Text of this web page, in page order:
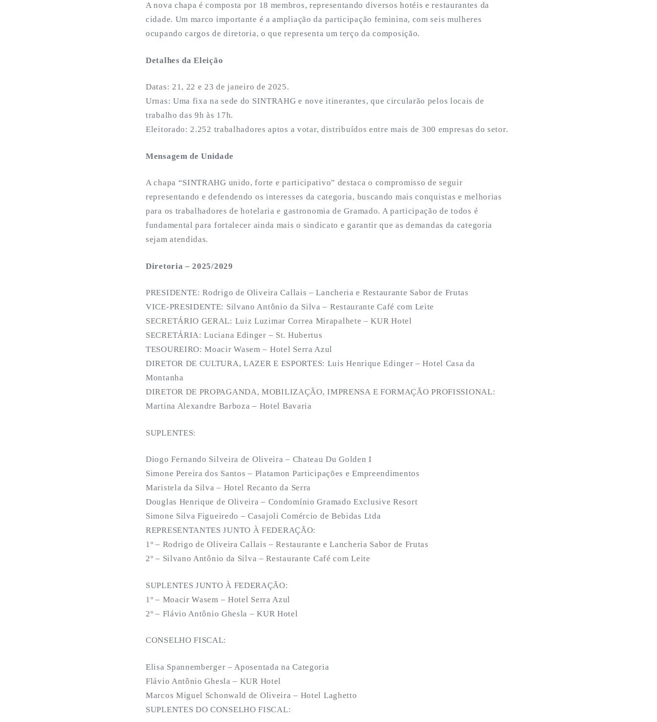
A nova chapa é composta por 18 membros, representando diversos hotéis e restaurantes da
cidade. Um marco importante é a ampliação da participação feminina, com seis mulheres
ocupando cargos de diretoria, o que representa um terço da composição.
Detalhes da Eleição
Datas: 21, 22 e 23 de janeiro de 2025.
Urnas: Uma fixa na sede do SINTRAHG e nove itinerantes, que circularão pelos locais de
trabalho das 9h às 17h.
Eleitorado: 2.252 trabalhadores aptos a votar, distribuídos entre mais de 300 empresas do setor.
Mensagem de Unidade
A chapa “SINTRAHG unido, forte e participativo” destaca o compromisso de seguir
representando e defendendo os interesses da categoria, buscando mais conquistas e melhorias
para os trabalhadores de hotelaria e gastronomia de Gramado. A participação de todos é
fundamental para fortalecer ainda mais o sindicato e garantir que as demandas da categoria
sejam atendidas.
Diretoria – 2025/2029
PRESIDENTE: Rodrigo de Oliveira Callais – Lancheria e Restaurante Sabor de Frutas
VICE-PRESIDENTE: Silvano Antônio da Silva – Restaurante Café com Leite
SECRETÁRIO GERAL: Luiz Luzimar Correa Mirapalhete – KUR Hotel
SECRETÁRIA: Luciana Edinger – St. Hubertus
TESOUREIRO: Moacir Wasem – Hotel Serra Azul
DIRETOR DE CULTURA, LAZER E ESPORTES: Luis Henrique Edinger – Hotel Casa da
Montanha
DIRETOR DE PROPAGANDA, MOBILIZAÇÃO, IMPRENSA E FORMAÇÃO PROFISSIONAL:
Martina Alexandre Barboza – Hotel Bavaria
SUPLENTES:
Diogo Fernando Silveira de Oliveira – Chateau Du Golden I
Simone Pereira dos Santos – Platamon Participações e Empreendimentos
Maristela da Silva – Hotel Recanto da Serra
Douglas Henrique de Oliveira – Condomínio Gramado Exclusive Resort
Simone Silva Figueiredo – Casajoli Comércio de Bebidas Ltda
REPRESENTANTES JUNTO À FEDERAÇÃO:
1º – Rodrigo de Oliveira Callais – Restaurante e Lancheria Sabor de Frutas
2º – Silvano Antônio da Silva – Restaurante Café com Leite
SUPLENTES JUNTO À FEDERAÇÃO:
1º – Moacir Wasem – Hotel Serra Azul
2º – Flávio Antônio Ghesla – KUR Hotel
CONSELHO FISCAL:
Elisa Spannemberger – Aposentada na Categoria
Flávio Antônio Ghesla – KUR Hotel
Marcos Miguel Schonwald de Oliveira – Hotel Laghetto
SUPLENTES DO CONSELHO FISCAL: